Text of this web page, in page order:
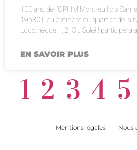
100 ans de l’OPHM Montreuillois
19h30 Lieu éminent du quartier de la
Ludothèque 1, 2, 3… Soleil! participera
EN SAVOIR PLUS
1 2 3 4 5
Mentions légales Nous